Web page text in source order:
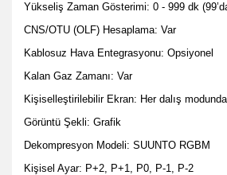
Yükseliş Zaman Gösterimi: 0 - 999 dk
CNS/OTU (OLF) Hesaplama: Var
Kablosuz Hava Entegrasyonu: Opsiyonel
Kalan Gaz Zamanı: Var
Kişiselleştirilebilir Ekran: Her dalış
Görüntü Şekli: Grafik
Dekompresyon Modeli: SUUNTO RGBM
Kişisel Ayar: P+2, P+1, P0, P-1, P-2